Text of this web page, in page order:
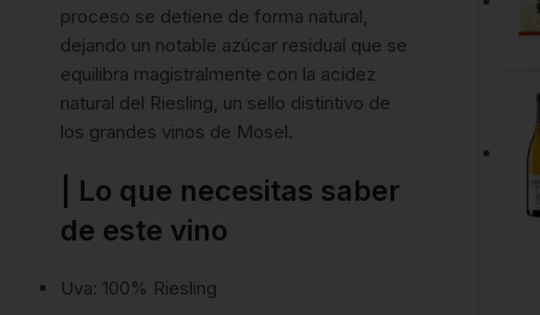
proceso se detiene de forma natural,
dejando un notable azúcar residual que se
equilibra magistralmente con la acidez
natural del Riesling, un sello distintivo de
los grandes vinos de Mosel.
| Lo que necesitas saber
de este vino
Uva: 100% Riesling